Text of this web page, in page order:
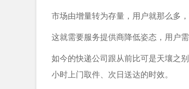
市场由增量转为存量，用户就那么多
这就需要服务提供商降低姿态，用户
如今的快递公司跟从前比可是天壤之
小时上门取件、次日送达的时效。